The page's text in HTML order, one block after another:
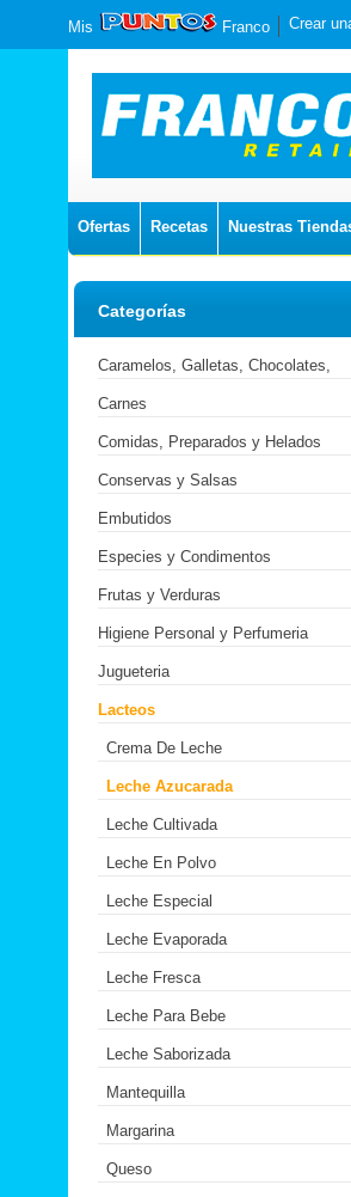
Mis Franco Crear
Ofertas Recetas Nuestras
Categorías
Caramelos, Galletas, Chocolates,
Carnes
Comidas, Preparados y Helados
Conservas y Salsas
Embutidos
Especies y Condimentos
Frutas y Verduras
Higiene Personal y Perfumeria
Jugueteria
Lacteos
Crema De Leche
Leche Azucarada
Leche Cultivada
Leche En Polvo
Leche Especial
Leche Evaporada
Leche Fresca
Leche Para Bebe
Leche Saborizada
Mantequilla
Margarina
Queso